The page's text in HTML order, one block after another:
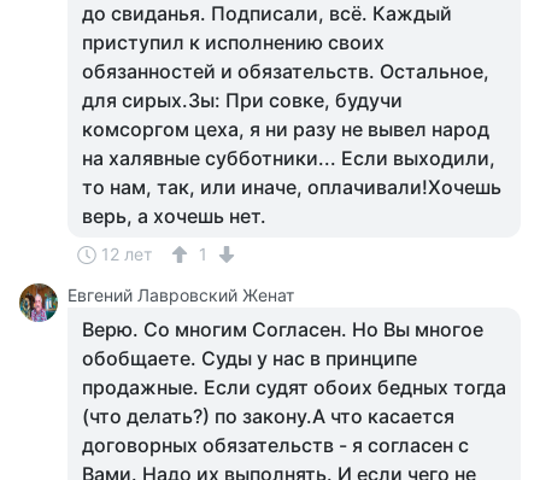
до свиданья. Подписали, всё. Каждый
приступил к исполнению своих
обязанностей и обязательств. Остальное,
для сирых.Зы: При совке, будучи
комсоргом цеха, я ни разу не вывел народ
на халявные субботники... Если выходили,
то нам, так, или иначе, оплачивали!Хочешь
верь, а хочешь нет.
12 лет
1
Евгений Лавровский Женат
Верю. Со многим Согласен. Но Вы многое
обобщаете. Суды у нас в принципе
продажные. Если судят обоих бедных тогда
(что делать?) по закону.А что касается
договорных обязательств - я согласен с
Вами. Надо их выполнять. И если чего не